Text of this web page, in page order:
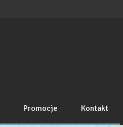
Promocje Kontakt